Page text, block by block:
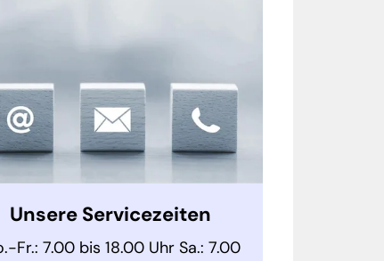
Unsere Servicezeiten
Fr.: 7.00 bis 18.00 Uhr Sa.: 7.00